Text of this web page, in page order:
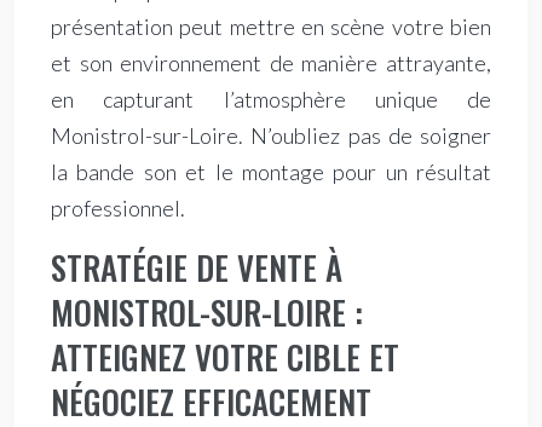
présentation peut mettre en scène votre bien
et son environnement de manière attrayante,
en capturant l’atmosphère unique de
Monistrol-sur-Loire. N’oubliez pas de soigner
la bande son et le montage pour un résultat
professionnel.
STRATÉGIE DE VENTE À
MONISTROL-SUR-LOIRE :
ATTEIGNEZ VOTRE CIBLE ET
NÉGOCIEZ EFFICACEMENT